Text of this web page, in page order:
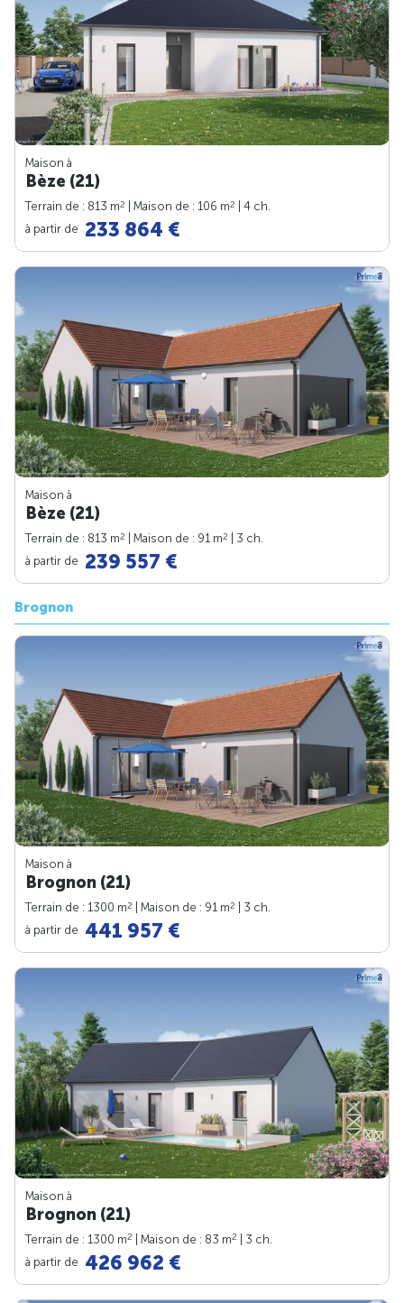
Maison à
Bèze (21)
Terrain de : 813 m2 | Maison de : 106 m2
| 4 ch.
à partir de 233 864 €
Maison à
Bèze (21)
Terrain de : 813 m2 | Maison de : 91 m2
| 3 ch.
à partir de 239 557 €
Brognon
Maison à
Brognon (21)
Terrain de : 1300 m2 | Maison de : 91 m2
| 3 ch.
à partir de 441 957 €
Maison à
Brognon (21)
Terrain de : 1300 m2 | Maison de : 83 m2
| 3 ch.
à partir de 426 962 €